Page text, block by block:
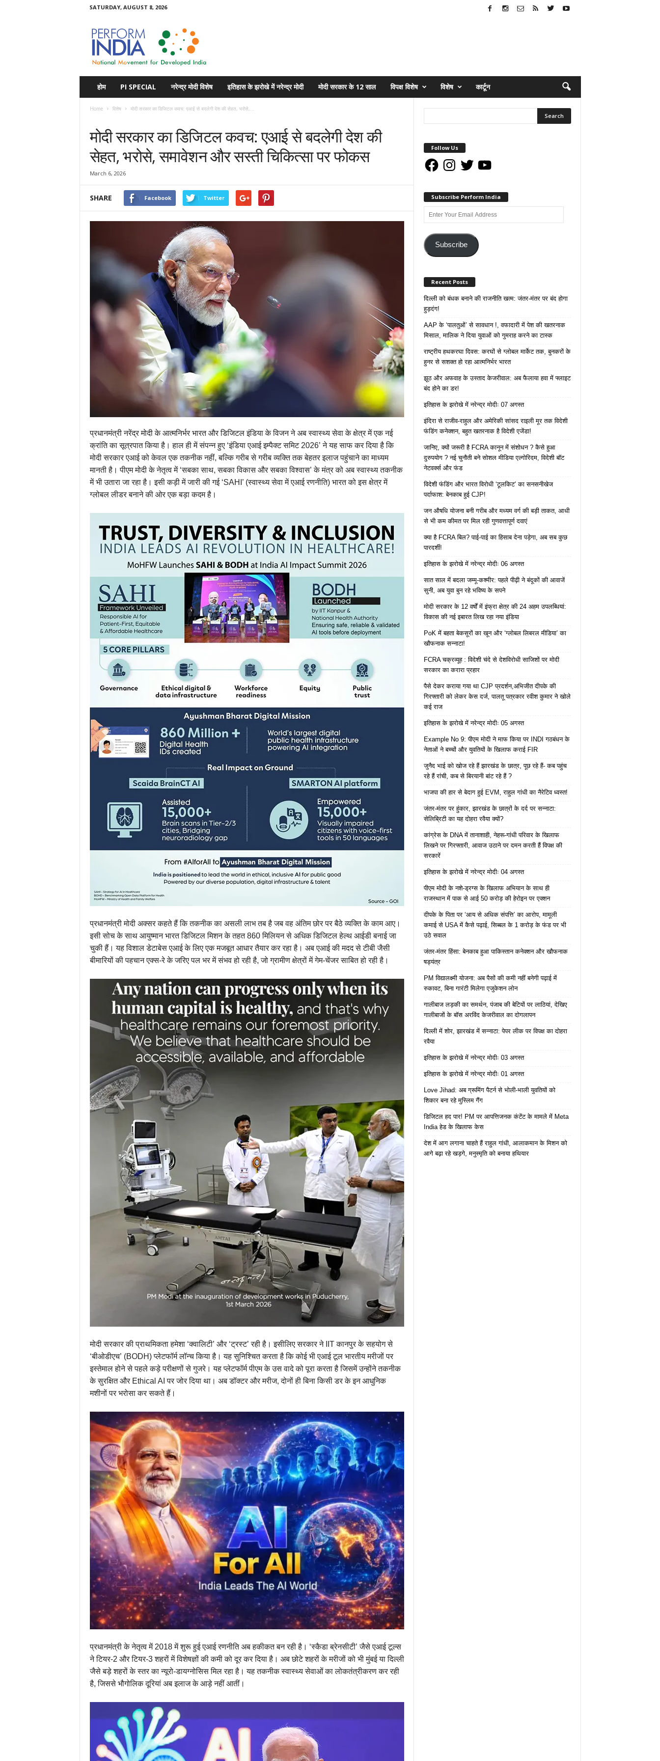
SATURDAY, AUGUST 8, 2026
होम PI SPECIAL नरेन्द्र मोदी विशेष इतिहास के झरोखे में नरेन्द्र मोदी मोदी सरकार के 12 साल विपक्ष विशेष विशेष कार्टून
Home विशेष मोदी सरकार का डिजिटल कवच: एआई से बदलेगी देश की सेहत, भरोसे,...
मोदी सरकार का डिजिटल कवच: एआई से बदलेगी देश की
सेहत, भरोसे, समावेशन और सस्ती चिकित्सा पर फोकस
March 6, 2026
SHARE Facebook Twitter
प्रधानमंत्री नरेंद्र मोदी के आत्मनिर्भर भारत और डिजिटल इंडिया के विजन ने अब स्वास्थ्य सेवा के क्षेत्र में एक नई
क्रांति का सूत्रपात किया है। हाल ही में संपन्न हुए ‘इंडिया एआई इम्पैक्ट समिट 2026’ ने यह साफ कर दिया है कि
मोदी सरकार एआई को केवल एक तकनीक नहीं, बल्कि गरीब से गरीब व्यक्ति तक बेहतर इलाज पहुंचाने का माध्यम
मानती है। पीएम मोदी के नेतृत्व में ‘सबका साथ, सबका विकास और सबका विश्वास’ के मंत्र को अब स्वास्थ्य तकनीक
में भी उतारा जा रहा है। इसी कड़ी में जारी की गई ‘SAHI’ (स्वास्थ्य सेवा में एआई रणनीति) भारत को इस क्षेत्र में
ग्लोबल लीडर बनाने की ओर एक बड़ा कदम है।
प्रधानमंत्री मोदी अक्सर कहते हैं कि तकनीक का असली लाभ तब है जब वह अंतिम छोर पर बैठे व्यक्ति के काम आए।
इसी सोच के साथ आयुष्मान भारत डिजिटल मिशन के तहत 860 मिलियन से अधिक डिजिटल हेल्थ आईडी बनाई जा
चुकी हैं। यह विशाल डेटाबेस एआई के लिए एक मजबूत आधार तैयार कर रहा है। अब एआई की मदद से टीबी जैसी
बीमारियों की पहचान एक्स-रे के जरिए पल भर में संभव हो रही है, जो ग्रामीण क्षेत्रों में गेम-चेंजर साबित हो रही है।
मोदी सरकार की प्राथमिकता हमेशा ‘क्वालिटी’ और ‘ट्रस्ट’ रही है। इसीलिए सरकार ने IIT कानपुर के सहयोग से
‘बीओडीएच’ (BODH) प्लेटफॉर्म लॉन्च किया है। यह सुनिश्चित करता है कि कोई भी एआई टूल भारतीय मरीजों पर
इस्तेमाल होने से पहले कड़े परीक्षणों से गुजरे। यह प्लेटफॉर्म पीएम के उस वादे को पूरा करता है जिसमें उन्होंने तकनीक
के सुरक्षित और Ethical AI पर जोर दिया था। अब डॉक्टर और मरीज, दोनों ही बिना किसी डर के इन आधुनिक
मशीनों पर भरोसा कर सकते हैं।
प्रधानमंत्री के नेतृत्व में 2018 में शुरू हुई एआई रणनीति अब हकीकत बन रही है। ‘स्कैडा ब्रेनसीटी’ जैसे एआई टूल्स
ने टियर-2 और टियर-3 शहरों में विशेषज्ञों की कमी को दूर कर दिया है। अब छोटे शहरों के मरीजों को भी मुंबई या दिल्ली
जैसे बड़े शहरों के स्तर का न्यूरो-डायग्नोसिस मिल रहा है। यह तकनीक स्वास्थ्य सेवाओं का लोकतंत्रीकरण कर रही
है, जिससे भौगोलिक दूरियां अब इलाज के आड़े नहीं आतीं।
Follow Us
FacebookInstagram
Twitter YouTube
Subscribe Perform India
Enter
Your
AddressSubscribe
Recent Posts
दिल्ली को बंधक बनाने की राजनीति खत्म: जंतर-मंतर पर बंद होगा
हुड़दंग!
AAP के ‘पालतुओं’ से सावधान !, वफादारी में पेश की खतरनाक
मिसाल, मालिक ने दिया युवाओं को गुमराह करने का टास्क
राष्ट्रीय हथकरघा दिवस: करघों से ग्लोबल मार्केट तक, बुनकरों के
हुनर से सशक्त हो रहा आत्मनिर्भर भारत
झूठ और अफवाह के उस्ताद केजरीवाल: अब फैलाया हवा में फ्लाइट
बंद होने का डर!
इतिहास के झरोखे में नरेन्द्र मोदीः 07 अगस्त
इंदिरा से राजीव-राहुल और अमेरिकी सांसद राइली मूर तक विदेशी
फंडिंग कनेक्शन, बहुत खतरनाक है विदेशी एजेंडा!
जानिए, क्यों जरूरी है FCRA कानून में संशोधन ? कैसे हुआ
दुरुपयोग ? नई चुनौती बने सोशल मीडिया एल्गोरिदम, विदेशी बॉट
नेटवर्क्स और फंड
विदेशी फंडिंग और भारत विरोधी ‘टूलकिट’ का सनसनीखेज
पर्दाफाश: बेनकाब हुई CJP!
जन औषधि योजना बनी गरीब और मध्यम वर्ग की बड़ी ताकत, आधी
से भी कम कीमत पर मिल रही गुणवत्तापूर्ण दवाएं
क्या है FCRA बिल? पाई-पाई का हिसाब देना पड़ेगा, अब सब कुछ
पारदर्शी!
इतिहास के झरोखे में नरेन्द्र मोदीः 06 अगस्त
सात साल में बदला जम्मू-कश्मीर: पहले पीढ़ी ने बंदूकों की आवाजें
सुनी, अब युवा बुन रहे भविष्य के सपने
मोदी सरकार के 12 वर्षों में इंफ्रा क्षेत्र की 24 अहम उपलब्धियां:
विकास की नई इबारत लिख रहा नया इंडिया
PoK में बहता बेकसूरों का खून और ‘ग्लोबल लिबरल मीडिया’ का
खौफनाक सन्नाटा!
FCRA चक्रव्यूह : विदेशी चंदे से देशविरोधी साजिशों पर मोदी
सरकार का करारा प्रहार
पैसे देकर कराया गया था CJP प्रदर्शन,अभिजीत दीपके की
गिरफ्तारी को लेकर केस दर्ज, पालतू पत्रकार रवीश कुमार ने खोले
कई राज
इतिहास के झरोखे में नरेन्द्र मोदीः 05 अगस्त
Example No 9: पीएम मोदी ने माफ किया पर INDI गठबंधन के
नेताओं ने बच्चों और युवतियों के खिलाफ कराई FIR
जुनैद भाई को खोज रहे हैं झारखंड के छात्र, पूछ रहे हैं- कब पहुंच
रहे हैं रांची, कब से बिरयानी बांट रहे हैं ?
भाजपा की हार से बेदाग हुई EVM, राहुल गांधी का नैरेटिव ध्वस्त!
जंतर-मंतर पर हुंकार, झारखंड के छात्रों के दर्द पर सन्नाटा:
सेलिब्रिटी का यह दोहरा रवैया क्यों?
कांग्रेस के DNA में तानाशाही, नेहरू-गांधी परिवार के खिलाफ
लिखने पर गिरफ्तारी, आवाज उठाने पर दमन करती हैं विपक्ष की
सरकारें
इतिहास के झरोखे में नरेन्द्र मोदीः 04 अगस्त
पीएम मोदी के नशे-ड्रग्स के खिलाफ अभियान के साथ ही
राजस्थान में पाक से आई 50 करोड़ की हेरोइन पर एक्शन
दीपके के पिता पर ‘आय से अधिक संपत्ति’ का आरोप, मामूली
कमाई से USA में कैसे पढ़ाई, सिब्बल के 1 करोड़ के फंड पर भी
उठे सवाल
जंतर-मंतर हिंसा: बेनकाब हुआ पाकिस्तान कनेक्शन और खौफनाक
षड्यंत्र
PM विद्यालक्ष्मी योजना: अब पैसों की कमी नहीं बनेगी पढ़ाई में
रुकावट, बिना गारंटी मिलेगा एजुकेशन लोन
गालीबाज लड़की का समर्थन, पंजाब की बेटियों पर लाठियां, देखिए
गालीबाजों के बॉस अरविंद केजरीवाल का दोगलापन
दिल्ली में शोर, झारखंड में सन्नाटा: पेपर लीक पर विपक्ष का दोहरा
रवैया
इतिहास के झरोखे में नरेन्द्र मोदीः 03 अगस्त
इतिहास के झरोखे में नरेन्द्र मोदीः 01 अगस्त
Love Jihad: अब ग्रूमिंग पैटर्न से भोली-भाली युवतियों को
शिकार बना रहे मुस्लिम गैंग
डिजिटल हद पार! PM पर आपत्तिजनक कंटेंट के मामले में Meta
India हेड के खिलाफ केस
देश में आग लगाना चाहते हैं राहुल गांधी, आलाकमान के मिशन को
आगे बढ़ा रहे खड़गे, मनुस्मृति को बनाया हथियार